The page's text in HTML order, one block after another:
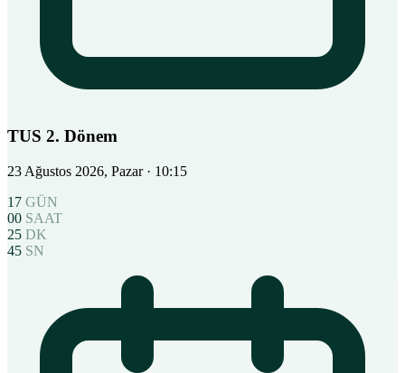
TUS 2. Dönem
23 Ağustos 2026, Pazar · 10:15
17 GÜN
00 SAAT
25 DK
44 SN